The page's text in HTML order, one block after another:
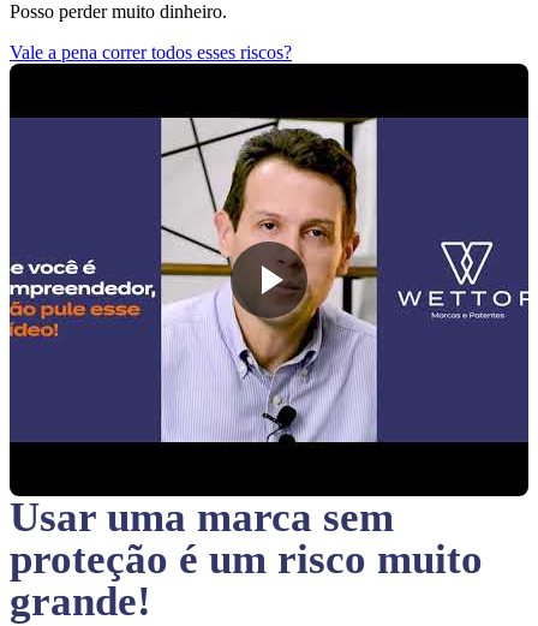
Posso perder muito dinheiro.
Vale a pena correr todos esses riscos?
Usar uma marca sem
proteção é um risco muito
grande!